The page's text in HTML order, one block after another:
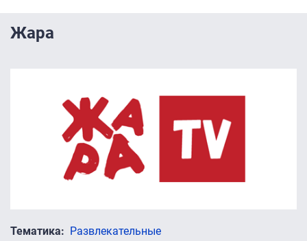
Жара
Тематика Развлекательные